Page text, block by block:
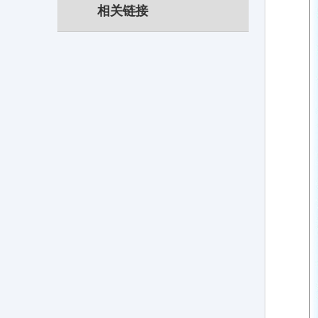
相关链接